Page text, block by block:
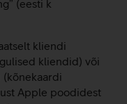
(eesti k
kliendi
kliendid) või
(kõnekaardi
Apple poodidest